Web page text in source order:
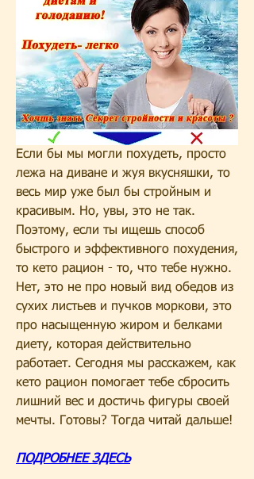
Если бы мы могли похудеть, просто
лежа на диване и жуя вкусняшки, то
весь мир уже был бы стройным и
красивым. Но, увы, это не так.
Поэтому, если ты ищешь способ
быстрого и эффективного похудения,
то кето рацион - то, что тебе нужно.
Нет, это не про новый вид обедов из
сухих листьев и пучков моркови, это
про насыщенную жиром и белками
диету, которая действительно
работает. Сегодня мы расскажем, как
кето рацион помогает тебе сбросить
лишний вес и достичь фигуры своей
мечты. Готовы? Тогда читай дальше!
ПОДРОБНЕЕ ЗДЕСЬ